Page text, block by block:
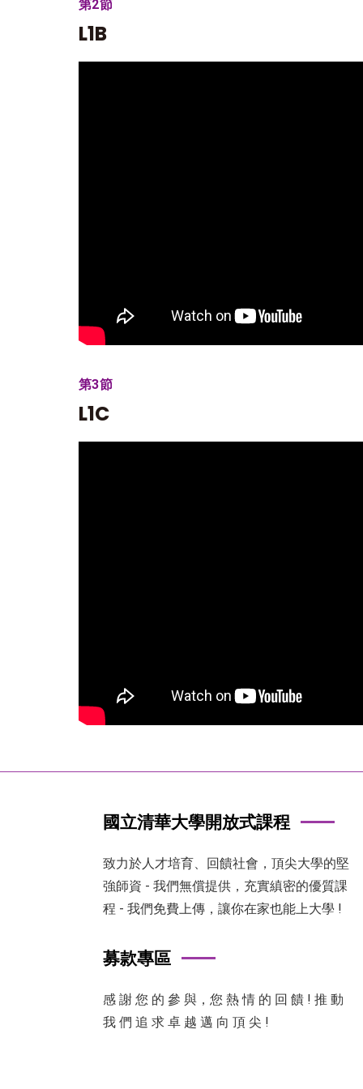
第2節
L1B
第3節
L1C
國立清華大學開放式課程
致力於人才培育、回饋社會，頂尖大學的堅
強師資 - 我們無償提供，充實縝密的優質課
程 - 我們免費上傳，讓你在家也能上大學 !
募款專區
感 謝 您 的 參 與，您 熱 情 的 回 饋 ! 推 動
我 們 追 求 卓 越 邁 向 頂 尖 !